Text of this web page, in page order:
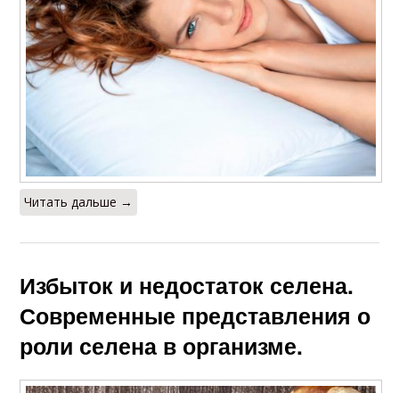
Читать дальше →
Избыток и недостаток селена.
Современные представления о
роли селена в организме.